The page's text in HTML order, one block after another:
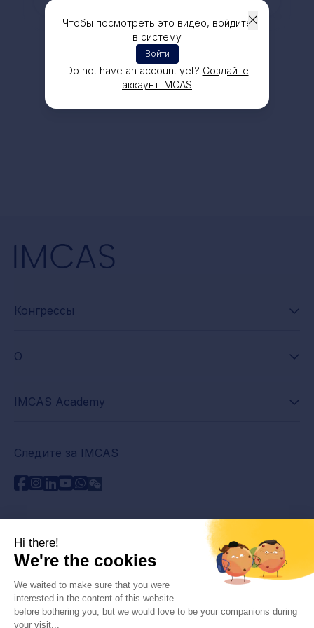
Чтобы посмотреть это видео, войдите
в систему
Войти
Do not have an account yet? Создайте
аккаунт IMCAS
Конгрессы
О
IMCAS Academy
Следите за IMCAS
Связаться с нами
Часто задаваемые вопросы
Политика конфиденциальности